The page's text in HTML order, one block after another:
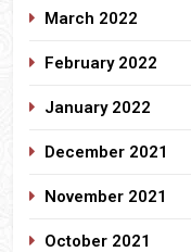
March 2022
February 2022
January 2022
December 2021
November 2021
October 2021